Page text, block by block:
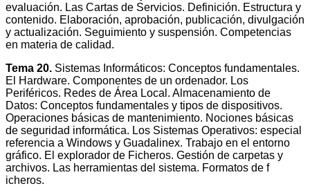
evaluación. Las Cartas de Servicios. Definición. Estructura y
contenido. Elaboración, aprobación, publicación, divulgación
y actualización. Seguimiento y suspensión. Competencias
en materia de calidad.
Tema 20. Sistemas Informáticos: Conceptos fundamentales.
El Hardware. Componentes de un ordenador. Los
Periféricos. Redes de Área Local. Almacenamiento de
Datos: Conceptos fundamentales y tipos de dispositivos.
Operaciones básicas de mantenimiento. Nociones básicas
de seguridad informática. Los Sistemas Operativos: especial
referencia a Windows y Guadalinex. Trabajo en el entorno
gráfico. El explorador de Ficheros. Gestión de carpetas y
archivos. Las herramientas del sistema. Formatos de f
icheros.